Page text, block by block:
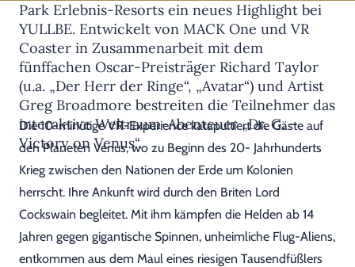
Park Erlebnis-Resorts ein neues Highlight bei
YULLBE. Entwickelt von MACK One und VR
Coaster in Zusammenarbeit mit dem
fünffachen Oscar-Preisträger Richard Taylor
(u.a. „Der Herr der Ringe“, „Avatar“) und Artist
Greg Broadmore bestreiten die Teilnehmer das
interaktive Weltraum-Abenteuer „Dr. G. –
Victory on Venus“.
Die 10-minütige VR-Experience katapultiert die Gäste auf
den Planeten Venus, wo zu Beginn des 20- Jahrhunderts
Krieg zwischen den Nationen der Erde um Kolonien
herrscht. Ihre Ankunft wird durch den Briten Lord
Cockswain begleitet. Mit ihm kämpfen die Helden ab 14
Jahren gegen gigantische Spinnen, unheimliche Flug-Aliens,
entkommen aus dem Maul eines riesigen Tausendfüßlers